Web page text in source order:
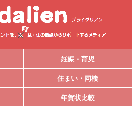
妊娠・育児
住まい・同棲
年賀状比較